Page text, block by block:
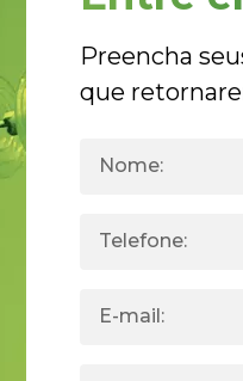
Preencha
que